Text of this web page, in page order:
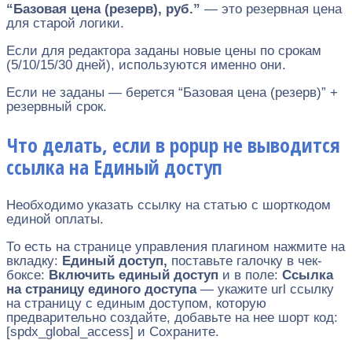
“Базовая цена (резерв), руб.” — это резервная цена
для старой логики.
Если для редактора заданы новые цены по срокам
(5/10/15/30 дней), используются именно они.
Если не заданы — берется “Базовая цена (резерв)” +
резервный срок.
Что делать, если в popup не выводится
ссылка на Единый доступ
Необходимо указать ссылку на статью с шорткодом
единой оплаты.
То есть на странице управления плагином нажмите на
вкладку: Единый доступ, поставьте галочку в чек-
боксе: Включить единый доступ и в поле: Ссылка
на страницу единого доступа— укажите url ссылку
на страницу с единым доступом, которую
предварительно создайте, добавьте на нее шорт код:
[spdx_global_access] и Сохраните.